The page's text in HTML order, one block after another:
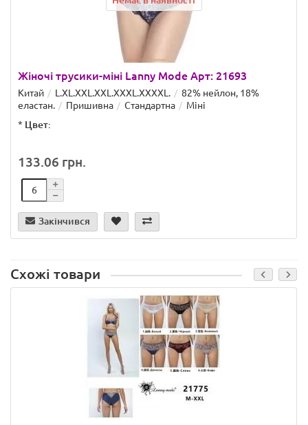
Жіночі трусики-міні Lanny Mode Арт: 21693
Китай L.XL.XXL.XXL.ХХХL.XXXXL.
82% нейлон, 18%
еластан.
Пришивна Стандартна
Міні
* Цвет:
133.06 грн.
Закінчився
Схожі товари